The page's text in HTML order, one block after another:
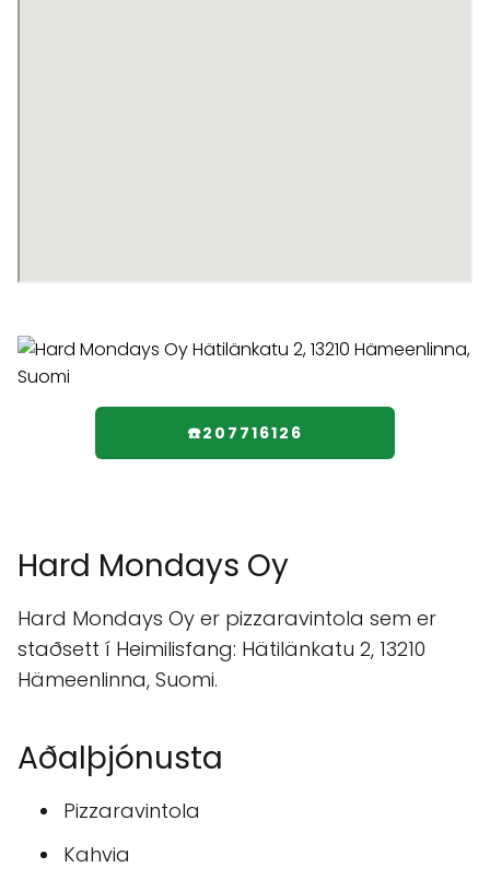
☎️207716126
Hard Mondays Oy
Hard Mondays Oy er pizzaravintola sem er
staðsett í Heimilisfang: Hätilänkatu 2, 13210
Hämeenlinna, Suomi.
Aðalþjónusta
Pizzaravintola
Kahvia